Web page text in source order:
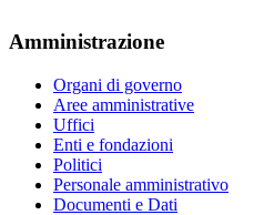
Amministrazione
Organi di governo
Aree amministrative
Uffici
Enti e fondazioni
Politici
Personale amministrativo
Documenti e Dati